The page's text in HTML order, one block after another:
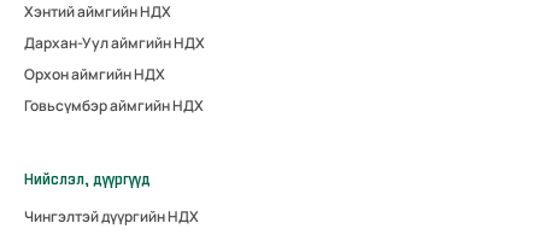
Хэнтий аймгийн НДХ
Дархан-Уул аймгийн НДХ
Орхон аймгийн НДХ
Говьсүмбэр аймгийн НДХ
Нийслэл, дүүргүүд
Чингэлтэй дүүргийн НДХ